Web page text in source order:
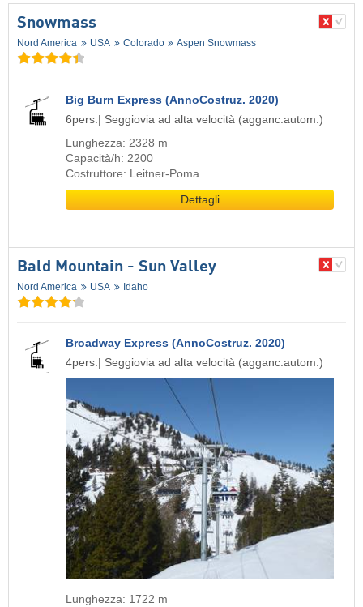
Snowmass
Nord America USA Colorado Aspen Snowmass
Big Burn Express (AnnoCostruz. 2020)
6pers.| Seggiovia ad alta velocità (agganc.autom.)
Lunghezza: 2328 m
Capacità/h: 2200
Costruttore: Leitner-Poma
Dettagli
Bald Mountain - Sun Valley
Nord America USA Idaho
Broadway Express (AnnoCostruz. 2020)
4pers.| Seggiovia ad alta velocità (agganc.autom.)
Lunghezza: 1722 m